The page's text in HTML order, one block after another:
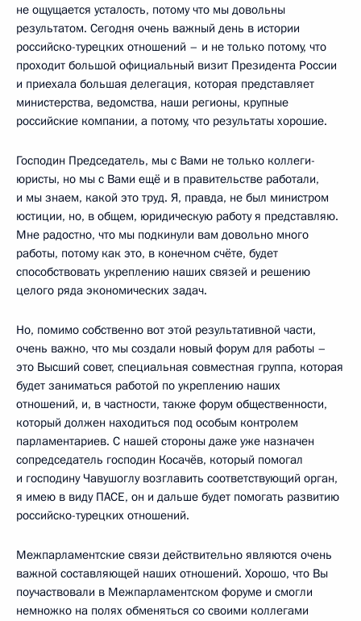
не ощущается усталость, потому что мы довольны
результатом. Сегодня очень важный день в истории
российско-турецких отношений – и не только потому, что
проходит большой официальный визит Президента России
и приехала большая делегация, которая представляет
министерства, ведомства, наши регионы, крупные
российские компании, а потому, что результаты хорошие.
Господин Председатель, мы с Вами не только коллеги-
юристы, но мы с Вами ещё и в правительстве работали,
и мы знаем, какой это труд. Я, правда, не был министром
юстиции, но, в общем, юридическую работу я представляю.
Мне радостно, что мы подкинули вам довольно много
работы, потому как это, в конечном счёте, будет
способствовать укреплению наших связей и решению
целого ряда экономических задач.
Но, помимо собственно вот этой результативной части,
очень важно, что мы создали новый форум для работы –
это Высший совет, специальная совместная группа, которая
будет заниматься работой по укреплению наших
отношений, и, в частности, также форум общественности,
который должен находиться под особым контролем
парламентариев. С нашей стороны даже уже назначен
сопредседатель господин Косачёв, который помогал
и господину Чавушоглу возглавить соответствующий орган,
я имею в виду ПАСЕ, он и дальше будет помогать развитию
российско-турецких отношений.
Межпарламентские связи действительно являются очень
важной составляющей наших отношений. Хорошо, что Вы
поучаствовали в Межпарламентском форуме и смогли
немножко на полях обменяться со своими коллегами